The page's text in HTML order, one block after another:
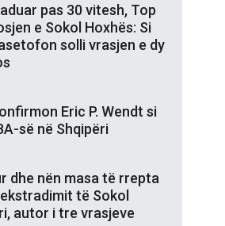
pas 30 vitesh, Top
e Sokol Hoxhës: Si
solli vrasjen e dy
Eric P. Wendt si
së në Shqipëri
dhe nën masa të rrepta
të Sokol
autor i tre vrasjeve